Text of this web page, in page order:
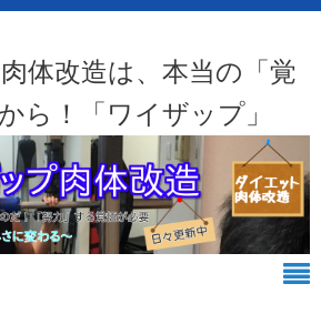
体改造は、本当の「覚
ら！「ワイザップ」